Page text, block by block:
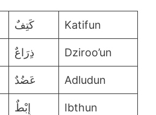
كَتِفٌ Katifun
ذِرَاعٌ Dziroo’un
عَضُدٌ Adludun
إِبْطٌ Ibthun